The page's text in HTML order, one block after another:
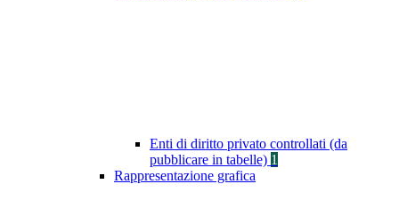
Enti di diritto privato controllati (da
pubblicare in tabelle) 1
Rappresentazione grafica